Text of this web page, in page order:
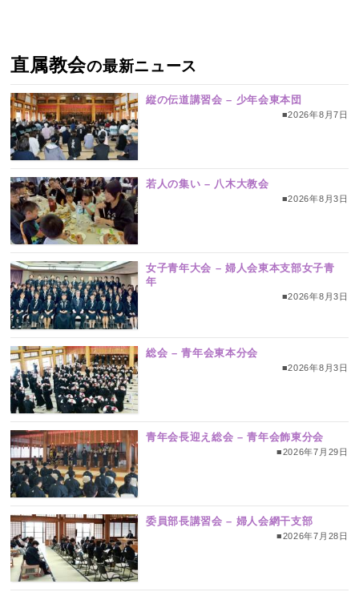
直属教会の最新ニュース
縦の伝道講習会 – 少年会東本団
■2026年8月7日
若人の集い – 八木大教会
■2026年8月3日
女子青年大会 – 婦人会東本支部女子青
年
■2026年8月3日
総会 – 青年会東本分会
■2026年8月3日
青年会長迎え総会 – 青年会飾東分会
■2026年7月29日
委員部長講習会 – 婦人会網干支部
■2026年7月28日